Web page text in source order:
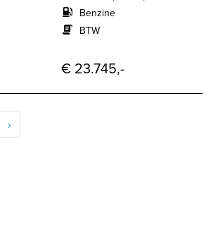
Benzine
BTW
€ 23.745,-
›